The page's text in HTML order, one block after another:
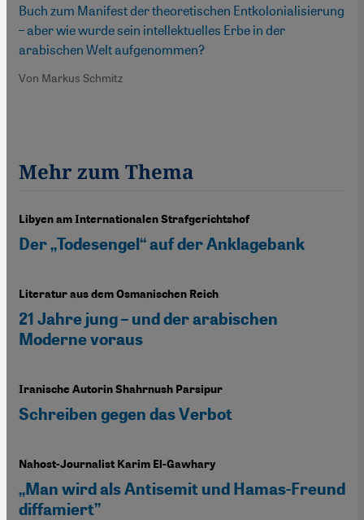
Buch zum Manifest der theoretischen Entkolonialisierung
– aber wie wurde sein intellektuelles Erbe in der
arabischen Welt aufgenommen?
Von Markus Schmitz
Mehr zum Thema
Libyen am Internationalen Strafgerichtshof
Der „Todesengel“ auf der Anklagebank
Literatur aus dem Osmanischen Reich
21 Jahre jung – und der arabischen
Moderne voraus
Iranische Autorin Shahrnush Parsipur
Schreiben gegen das Verbot
Nahost-Journalist Karim El-Gawhary
„Man wird als Antisemit und Hamas-Freund
diffamiert”